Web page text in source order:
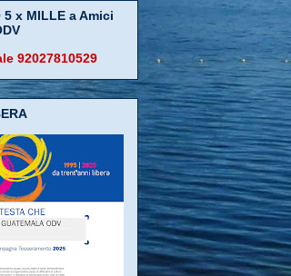
5 x MILLE a Amici
92027810529